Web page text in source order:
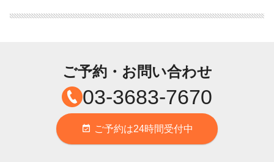
ご予約・お問い合わせ
03-3683-7670
event_available ご予約は24時間受付中